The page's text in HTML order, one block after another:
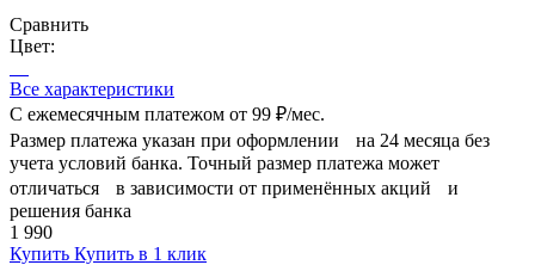
Сравнить
Цвет:
Все характеристики
С ежемесячным платежом от 99 ₽/мес.
Размер платежа указан при оформлении на 24 месяца без
учета условий банка. Точный размер платежа может
отличаться в зависимости от применённых акций и
решения банка
1 990
Купить Купить в 1 клик